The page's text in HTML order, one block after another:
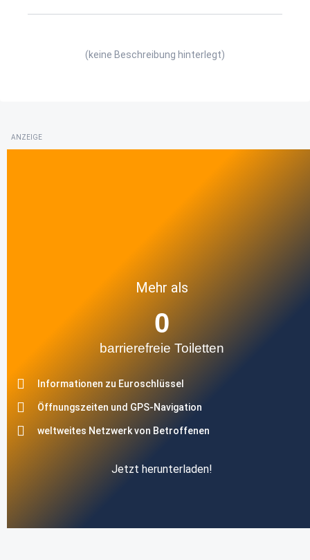
(keine Beschreibung hinterlegt)
ANZEIGE
Mehr als
barrierefreie Toiletten
0
Informationen zu Euroschlüssel
Öffnungszeiten und GPS-Navigation
weltweites Netzwerk von Betroffenen
Jetzt herunterladen!